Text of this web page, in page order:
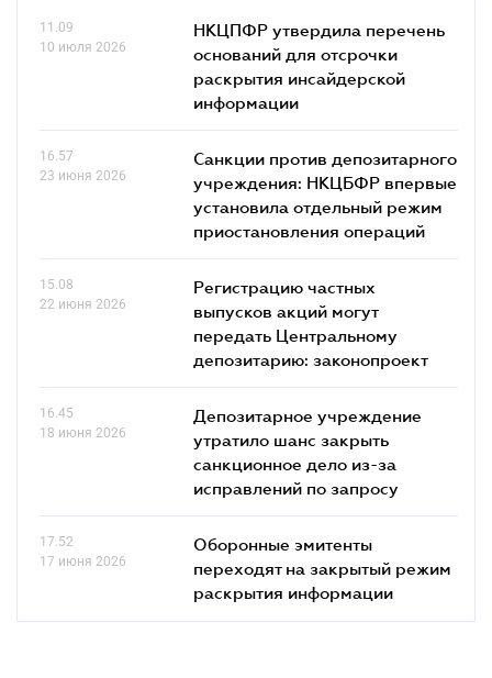
11.09
10 июля 2026
НКЦПФР утвердила перечень
оснований для отсрочки
раскрытия инсайдерской
информации
16.57
23 июня 2026
Санкции против депозитарного
учреждения: НКЦБФР впервые
установила отдельный режим
приостановления операций
15.08
22 июня 2026
Регистрацию частных
выпусков акций могут
передать Центральному
депозитарию: законопроект
16.45
18 июня 2026
Депозитарное учреждение
утратило шанс закрыть
санкционное дело из-за
исправлений по запросу
17.52
17 июня 2026
Оборонные эмитенты
переходят на закрытый режим
раскрытия информации